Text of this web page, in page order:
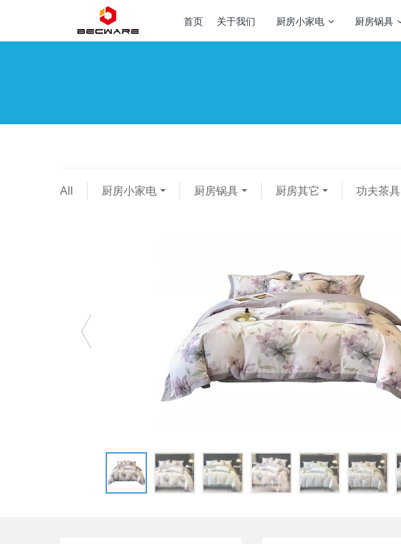
首页 关于我们 厨房小家电 厨房锅具
All 厨房小家电 厨房锅具 厨房其它 功夫茶具